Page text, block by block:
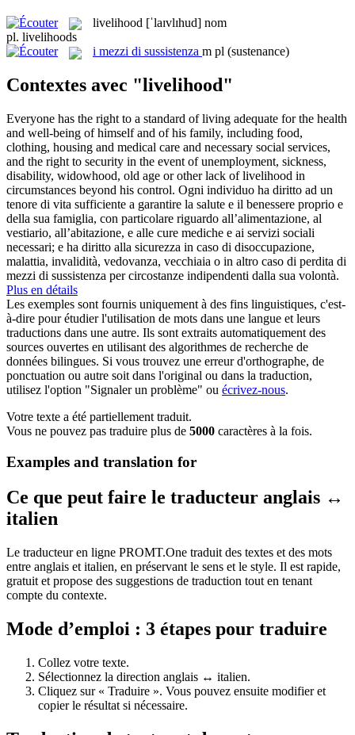
livelihood [ˈlaɪvlɪhud] nom
pl. livelihoods
i mezzi di sussistenza m pl (sustenance)
Contextes avec "livelihood"
Everyone has the right to a standard of living adequate for the health
and well-being of himself and of his family, including food,
clothing, housing and medical care and necessary social services,
and the right to security in the event of unemployment, sickness,
disability, widowhood, old age or other lack oflivelihood in
circumstances beyond his control. Ogni individuo ha diritto ad un
tenore di vita sufficiente a garantire la salute e il benessere proprio e
della sua famiglia, con particolare riguardo all’alimentazione, al
vestiario, all’abitazione, e alle cure mediche e ai servizi sociali
necessari; e ha diritto alla sicurezza in caso di disoccupazione,
malattia, invalidità, vedovanza, vecchiaia o in altro caso di perdita di
mezzi di sussistenza per circostanze indipendenti dalla sua volontà.
Plus en détails
Les exemples sont fournis uniquement à des fins linguistiques, c'est-
à-dire pour étudier l'utilisation de mots dans une langue et leurs
traductions dans une autre. Ils sont extraits automatiquement des
sources ouvertes en utilisant des algorithmes de recherche de
données bilingues. Si vous trouvez une erreur d'orthographe, de
ponctuation ou autre soit dans l'original ou dans la traduction,
utilisez l'option "Signaler un problème" ou écrivez-nous.
Votre texte a été partiellement traduit.
Vous ne pouvez pas traduire plus de 5000 caractères à la fois.
Examples and translation for
Ce que peut faire le traducteur anglais ↔
italien
Le traducteur en ligne PROMT.One traduit des textes et des mots
entre anglais et italien, en préservant le sens et le style. Il est rapide,
gratuit et propose des suggestions de traduction tout en tenant
compte du contexte.
Mode d’emploi : 3 étapes pour traduire
Collez votre texte.
Sélectionnez la direction anglais ↔ italien.
Cliquez sur « Traduire ». Vous pouvez ensuite modifier et
copier le résultat si nécessaire.